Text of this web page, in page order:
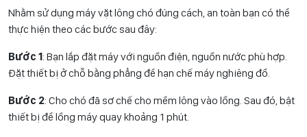
Nhằm sử dụng máy vặt lông chó đúng cách, an toàn bạn có thể
thực hiện theo các bước sau đây:
Bước 1: Bạn lắp đặt máy với nguồn điện, nguồn nước phù hợp.
Đặt thiết bị ở chỗ bằng phẳng để hạn chế máy nghiêng đổ.
Bước 2: Cho chó đã sơ chế cho mềm lông vào lồng. Sau đó, bật
thiết bị để lồng máy quay khoảng 1 phút.